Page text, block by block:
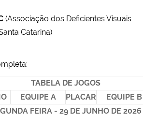
(Associação dos Deficientes Visuais
Catarina)
TABELA DE JOGOS
EQUIPE A PLACAR
EQUIPE B
FEIRA - 29 DE JUNHO DE 2026